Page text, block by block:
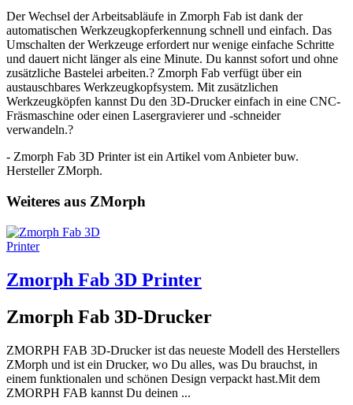
Der Wechsel der Arbeitsabläufe in Zmorph Fab ist dank der
automatischen Werkzeugkopferkennung schnell und einfach. Das
Umschalten der Werkzeuge erfordert nur wenige einfache Schritte
und dauert nicht länger als eine Minute. Du kannst sofort und ohne
zusätzliche Bastelei arbeiten.? Zmorph Fab verfügt über ein
austauschbares Werkzeugkopfsystem. Mit zusätzlichen
Werkzeugköpfen kannst Du den 3D-Drucker einfach in eine CNC-
Fräsmaschine oder einen Lasergravierer und -schneider
verwandeln.?
- Zmorph Fab 3D Printer ist ein Artikel vom Anbieter buw.
Hersteller ZMorph.
Weiteres aus ZMorph
Zmorph Fab 3D Printer
Zmorph Fab 3D-Drucker
ZMORPH FAB 3D-Drucker ist das neueste Modell des Herstellers
ZMorph und ist ein Drucker, wo Du alles, was Du brauchst, in
einem funktionalen und schönen Design verpackt hast.Mit dem
ZMORPH FAB kannst Du deinen ...